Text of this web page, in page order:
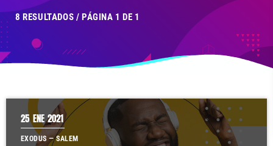
8 RESULTADOS / PÁGINA 1 DE 1
25 ENE 2021
EXODUS — SALEM